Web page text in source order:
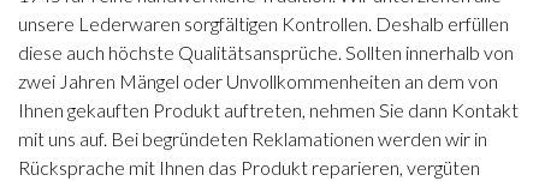
unsere Lederwaren sorgfältigen Kontrollen. Deshalb erfüllen
diese auch höchste Qualitätsansprüche. Sollten innerhalb von
zwei Jahren Mängel oder Unvollkommenheiten an dem von
Ihnen gekauften Produkt auftreten, nehmen Sie dann Kontakt
mit uns auf. Bei begründeten Reklamationen werden wir in
Rücksprache mit Ihnen das Produkt reparieren, vergüten